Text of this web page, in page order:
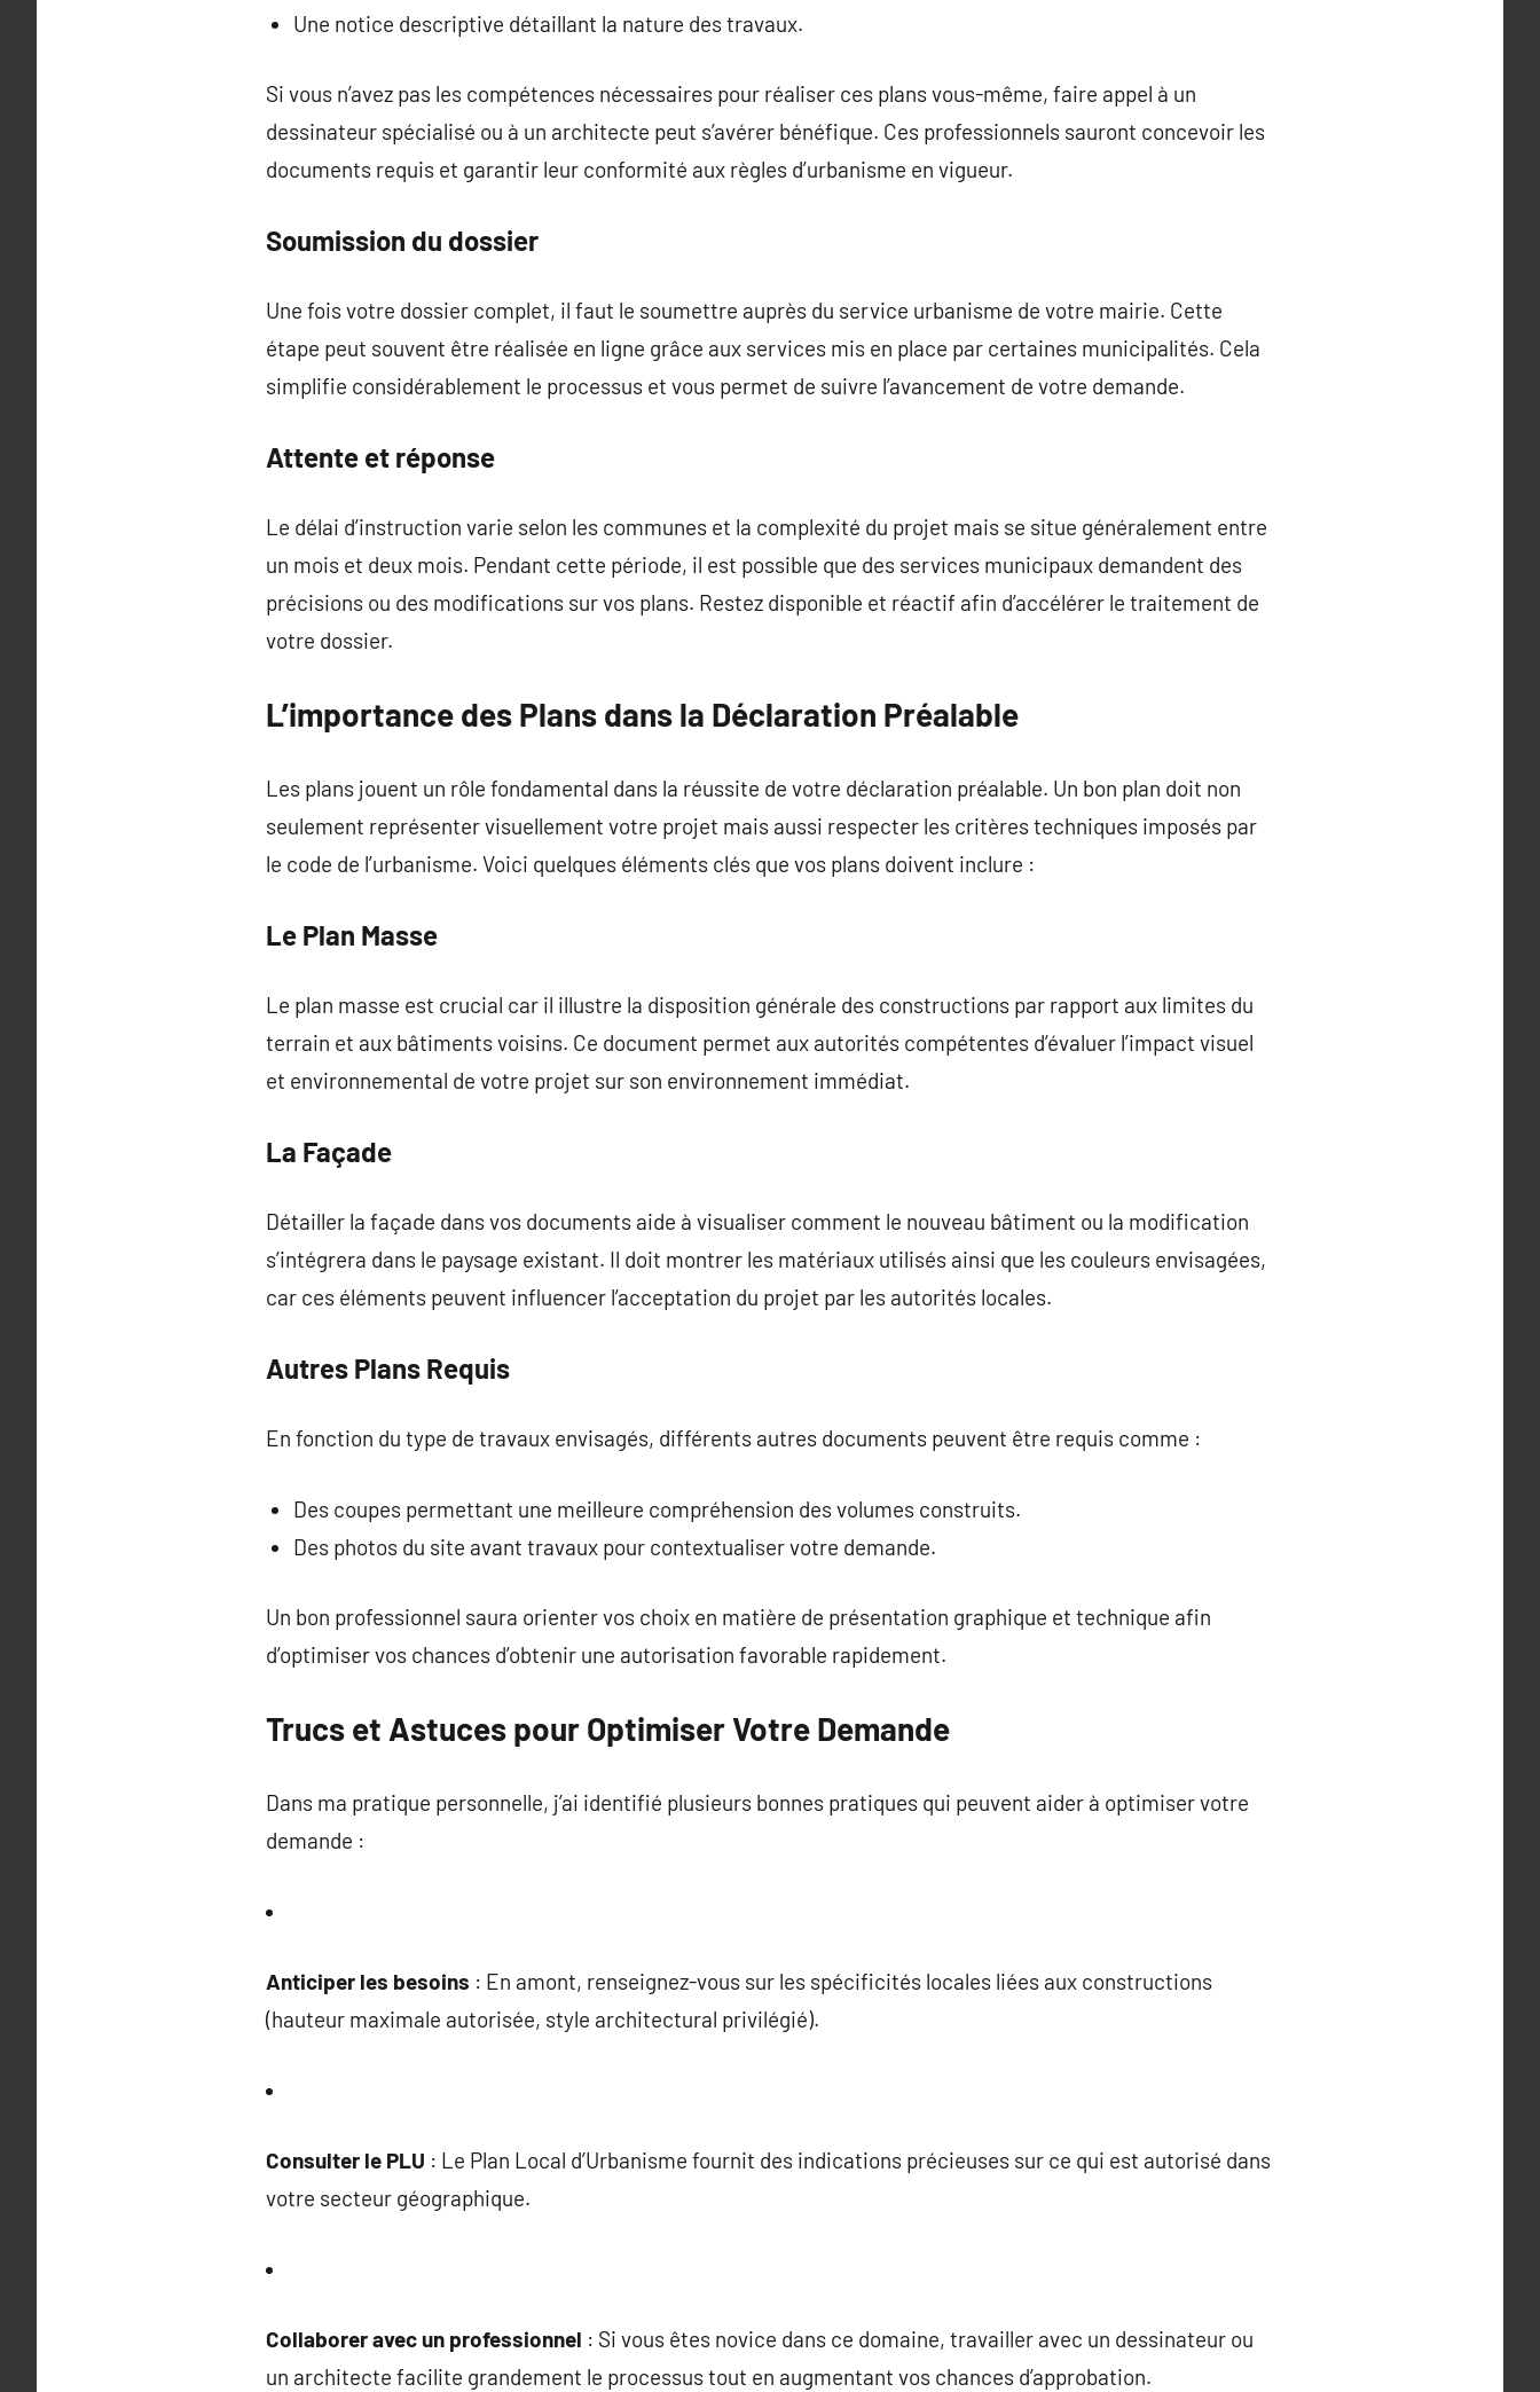
Une notice descriptive détaillant la nature des travaux.
Si vous n’avez pas les compétences nécessaires pour réaliser ces plans vous-même, faire appel à un
dessinateur spécialisé ou à un architecte peut s’avérer bénéfique. Ces professionnels sauront concevoir les
documents requis et garantir leur conformité aux règles d’urbanisme en vigueur.
Soumission du dossier
Une fois votre dossier complet, il faut le soumettre auprès du service urbanisme de votre mairie. Cette
étape peut souvent être réalisée en ligne grâce aux services mis en place par certaines municipalités. Cela
simplifie considérablement le processus et vous permet de suivre l’avancement de votre demande.
Attente et réponse
Le délai d’instruction varie selon les communes et la complexité du projet mais se situe généralement entre
un mois et deux mois. Pendant cette période, il est possible que des services municipaux demandent des
précisions ou des modifications sur vos plans. Restez disponible et réactif afin d’accélérer le traitement de
votre dossier.
L’importance des Plans dans la Déclaration Préalable
Les plans jouent un rôle fondamental dans la réussite de votre déclaration préalable. Un bon plan doit non
seulement représenter visuellement votre projet mais aussi respecter les critères techniques imposés par
le code de l’urbanisme. Voici quelques éléments clés que vos plans doivent inclure :
Le Plan Masse
Le plan masse est crucial car il illustre la disposition générale des constructions par rapport aux limites du
terrain et aux bâtiments voisins. Ce document permet aux autorités compétentes d’évaluer l’impact visuel
et environnemental de votre projet sur son environnement immédiat.
La Façade
Détailler la façade dans vos documents aide à visualiser comment le nouveau bâtiment ou la modification
s’intégrera dans le paysage existant. Il doit montrer les matériaux utilisés ainsi que les couleurs envisagées,
car ces éléments peuvent influencer l’acceptation du projet par les autorités locales.
Autres Plans Requis
En fonction du type de travaux envisagés, différents autres documents peuvent être requis comme :
Des coupes permettant une meilleure compréhension des volumes construits.
Des photos du site avant travaux pour contextualiser votre demande.
Un bon professionnel saura orienter vos choix en matière de présentation graphique et technique afin
d’optimiser vos chances d’obtenir une autorisation favorable rapidement.
Trucs et Astuces pour Optimiser Votre Demande
Dans ma pratique personnelle, j’ai identifié plusieurs bonnes pratiques qui peuvent aider à optimiser votre
demande :
Anticiper les besoins : En amont, renseignez-vous sur les spécificités locales liées aux constructions
(hauteur maximale autorisée, style architectural privilégié).
Consulter le PLU : Le Plan Local d’Urbanisme fournit des indications précieuses sur ce qui est autorisé dans
votre secteur géographique.
Collaborer avec un professionnel : Si vous êtes novice dans ce domaine, travailler avec un dessinateur ou
un architecte facilite grandement le processus tout en augmentant vos chances d’approbation.